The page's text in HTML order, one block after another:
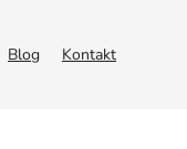
Blog Kontakt